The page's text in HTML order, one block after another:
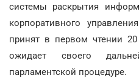
системы раскрытия
корпоративного
принят в первом чтении
ожидает своего
парламентской процедуре.